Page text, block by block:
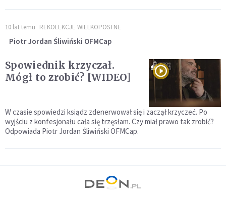
10 lat temu REKOLEKCJE WIELKOPOSTNE
Piotr Jordan Śliwiński OFMCap
Spowiednik krzyczał.
Mógł to zrobić? [WIDEO]
W czasie spowiedzi ksiądz zdenerwował się i zaczął krzyczeć. Po
wyjściu z konfesjonału cała się trzęsłam. Czy miał prawo tak zrobić?
Odpowiada Piotr Jordan Śliwiński OFMCap.